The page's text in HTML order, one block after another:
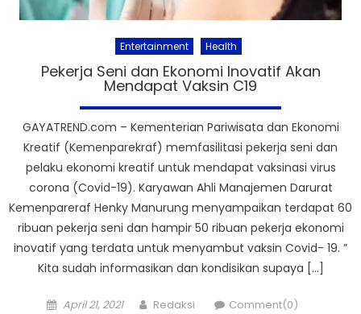
Entertainment Health
Pekerja Seni dan Ekonomi Inovatif Akan
Mendapat Vaksin C19
GAYATREND.com – Kementerian Pariwisata dan Ekonomi
Kreatif (Kemenparekraf) memfasilitasi pekerja seni dan
pelaku ekonomi kreatif untuk mendapat vaksinasi virus
corona (Covid-19). Karyawan Ahli Manajemen Darurat
Kemenpareraf Henky Manurung menyampaikan terdapat 60
ribuan pekerja seni dan hampir 50 ribuan pekerja ekonomi
inovatif yang terdata untuk menyambut vaksin Covid- 19. ”
Kita sudah informasikan dan kondisikan supaya […]
Posted
April 21, 2021 Author
Redaksi Comment(0)